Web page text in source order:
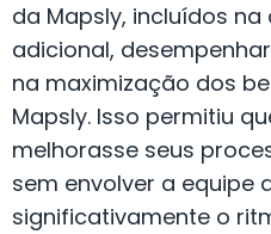
da Mapsly, incluídos
adicional,
na maximização dos
Mapsly. Isso permitiu
melhorasse seus
sem envolver a equipe
significativamente o